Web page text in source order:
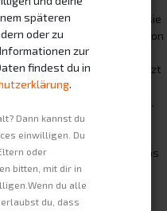
auch wenn sie
werden. Der Einbeziehung von
Kunden, die unseren
wird schon jetzt
.
auf unserer Webseite
betriebenen Swobbee Stations
späteren
oder zu
zur
findest du in
.
Dann kannst du
einwilligen. Du
oder
bitten, mit dir in
du alle
du, dass